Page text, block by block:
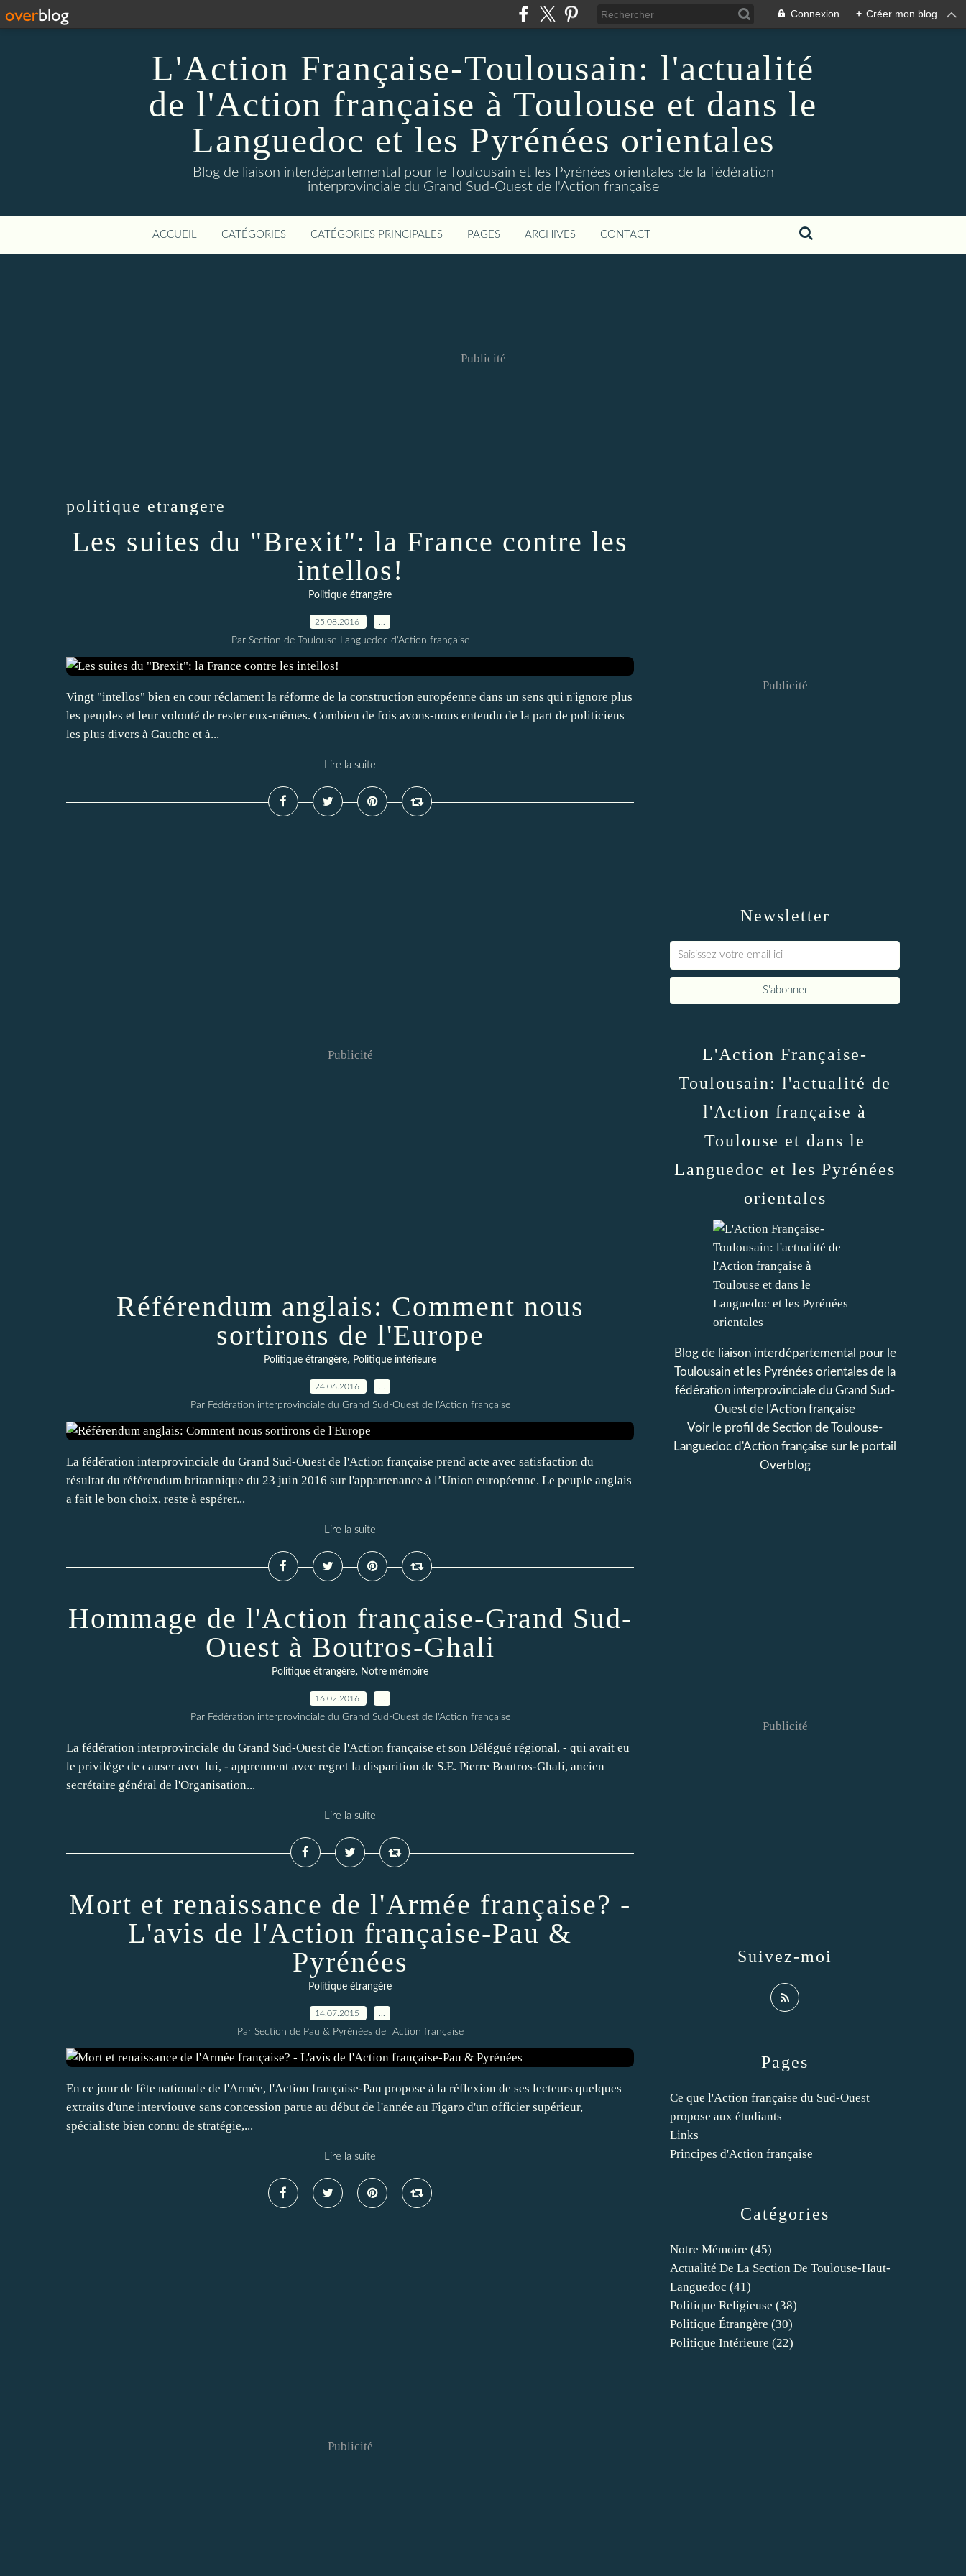
Connexion + Créer mon blog
L'Action Française-Toulousain: l'actualité
de l'Action française à Toulouse et dans le
Languedoc et les Pyrénées orientales
Blog de liaison interdépartemental pour le Toulousain et les Pyrénées orientales de la fédération
interprovinciale du Grand Sud-Ouest de l'Action française
ACCUEIL CATÉGORIES CATÉGORIES PRINCIPALES PAGES ARCHIVES CONTACT
Publicité
politique etrangere
Les suites du "Brexit": la France contre les
intellos!
Politique étrangère
25.08.2016
Par Section de Toulouse-Languedoc d'Action française
Vingt "intellos" bien en cour réclament la réforme de la construction européenne dans un sens qui n'ignore plus
les peuples et leur volonté de rester eux-mêmes. Combien de fois avons-nous entendu de la part de politiciens
les plus divers à Gauche et à...
Lire la suite
Publicité
Référendum anglais: Comment nous
sortirons de l'Europe
Politique étrangère, Politique intérieure
24.06.2016
Par Fédération interprovinciale du Grand Sud-Ouest de l'Action française
La fédération interprovinciale du Grand Sud-Ouest de l'Action française prend acte avec satisfaction du
résultat du référendum britannique du 23 juin 2016 sur l'appartenance à l’Union européenne. Le peuple anglais
a fait le bon choix, reste à espérer...
Lire la suite
Hommage de l'Action française-Grand Sud-
Ouest à Boutros-Ghali
Politique étrangère, Notre mémoire
16.02.2016
Par Fédération interprovinciale du Grand Sud-Ouest de l'Action française
La fédération interprovinciale du Grand Sud-Ouest de l'Action française et son Délégué régional, - qui avait eu
le privilège de causer avec lui, - apprennent avec regret la disparition de S.E. Pierre Boutros-Ghali, ancien
secrétaire général de l'Organisation...
Lire la suite
Mort et renaissance de l'Armée française? -
L'avis de l'Action française-Pau &
Pyrénées
Politique étrangère
14.07.2015
Par Section de Pau & Pyrénées de l'Action française
En ce jour de fête nationale de l'Armée, l'Action française-Pau propose à la réflexion de ses lecteurs quelques
extraits d'une interviouve sans concession parue au début de l'année au Figaro d'un officier supérieur,
spécialiste bien connu de stratégie,...
Lire la suite
Publicité
Newsletter
Publicité
Catégories
Notre Mémoire (45)
Actualité De La Section De Toulouse-Haut-
Languedoc (41)
Politique Religieuse (38)
Politique Étrangère (30)
Politique Intérieure (22)
Pages
Ce que l'Action française du Sud-Ouest
propose aux étudiants
Links
Principes d'Action française
L'Action Française-
Toulousain: l'actualité de
l'Action française à
Toulouse et dans le
Languedoc et les Pyrénées
orientales
Blog de liaison interdépartemental pour le
Toulousain et les Pyrénées orientales de la
fédération interprovinciale du Grand Sud-
Ouest de l'Action française
Voir le profil de Section de Toulouse-
Languedoc d'Action française sur le portail
Overblog
Suivez-moi
Publicité